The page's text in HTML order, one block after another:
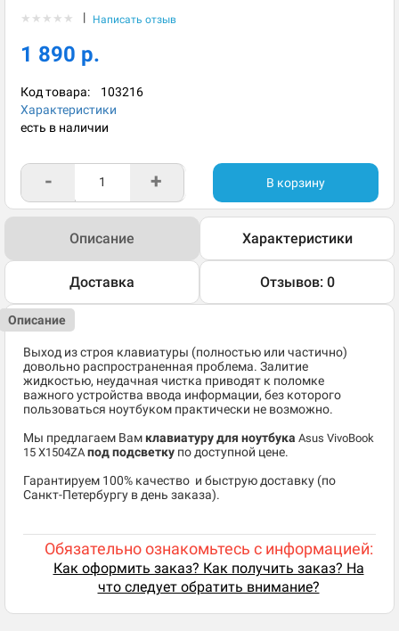
★ ★ ★ ★ ★ | Написать отзыв
1 890 р.
Код товара: 103216
Характеристики
есть в наличии
- + В корзину
Описание Характеристики
Доставка Отзывов: 0
Описание
Выход из строя клавиатуры (полностью или частично)
довольно распространенная проблема. Залитие
жидкостью, неудачная чистка приводят к поломке
важного устройства ввода информации, без которого
пользоваться ноутбуком практически не возможно.
Мы предлагаем Вам клавиатуру для ноутбука Asus VivoBook
15 X1504ZAпод подсветку по доступной цене.
​Гарантируем 100% качество и быструю доставку (по
Санкт-Петербургу в день заказа).
Обязательно ознакомьтесь с информацией:
Как оформить заказ? Как получить заказ? На
что следует обратить внимание?